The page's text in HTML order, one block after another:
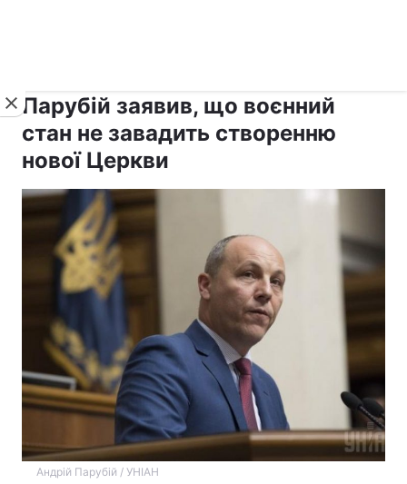
Парубій заявив, що воєнний
стан не завадить створенню
нової Церкви
Андрій Парубій / УНІАН